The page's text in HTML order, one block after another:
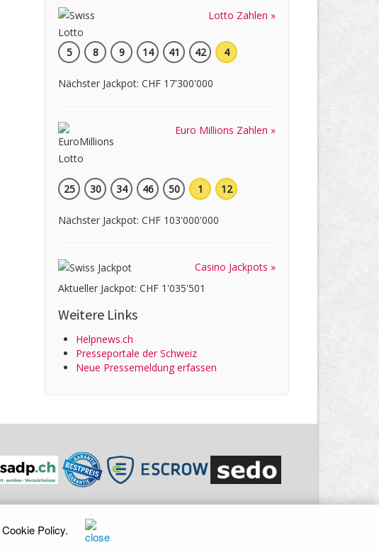
Lotto Zahlen »
5 8 9 14 41 42 4
Nächster Jackpot: CHF 17'300'000
Euro Millions Zahlen »
25 30 34 46 50 1 12
Nächster Jackpot: CHF 103'000'000
Casino Jackpots »
Aktueller Jackpot: CHF 1'035'501
Weitere Links
Helpnews.ch
Presseportale der Schweiz
Neue Pressemeldung erfassen
Cookie Policy.